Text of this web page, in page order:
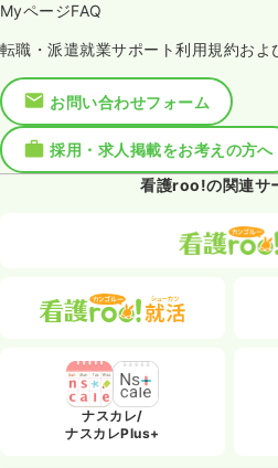
MyページFAQ
転職・派遣就業サポート利用規約およ
お問い合わせフォーム
採用・求人掲載をお考えの方へ
看護roo!の関連サ
ナスカレ/
ナスカレPlus+